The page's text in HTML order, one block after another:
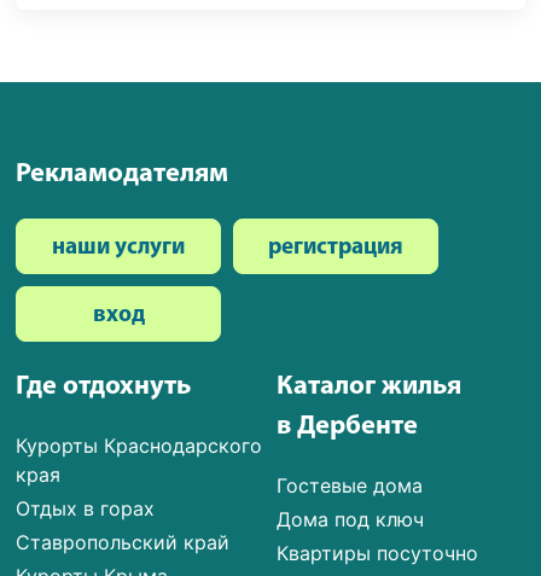
Где отдохнуть
Курорты Краснодарского
края
Отдых в горах
Ставропольский край
Каталог жилья
в Дербенте
Гостевые дома
Дома под ключ
Квартиры посуточно
Рекламодателям
наши услуги регистрация
вход